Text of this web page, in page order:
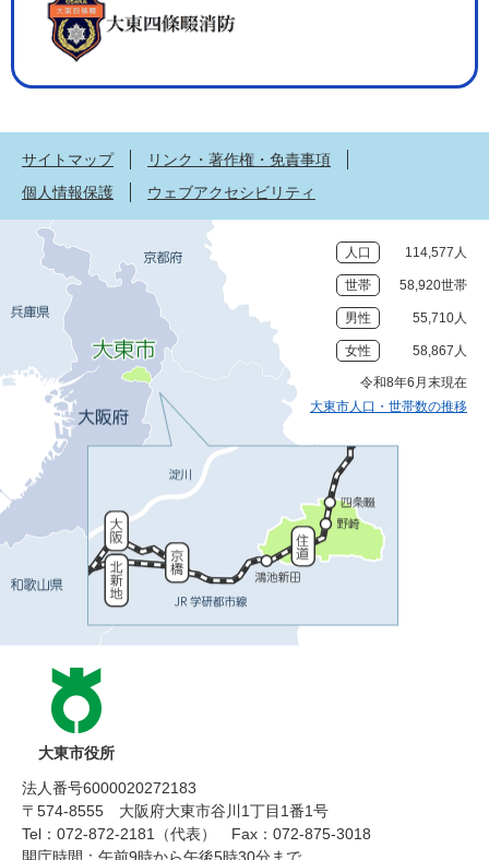
サイトマップ
リンク・著作権・免責事項
個人情報保護
ウェブアクセシビリティ
人口 114,577人
世帯 58,920世帯
男性 55,710人
女性 58,867人
令和8年6月末現在
大東市人口・世帯数の推移
大東市役所
法人番号6000020272183
〒574-8555 大阪府大東市谷川1丁目1番1号
Tel：072-872-2181（代表）
Fax：072-875-3018